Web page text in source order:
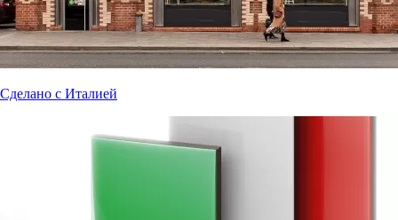
Сделано с Италией